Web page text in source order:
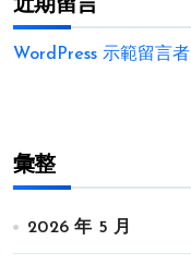
近期留言
WordPress 示範留言者
彙整
2026 年 5 月